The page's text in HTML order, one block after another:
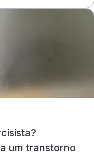
um transtorno